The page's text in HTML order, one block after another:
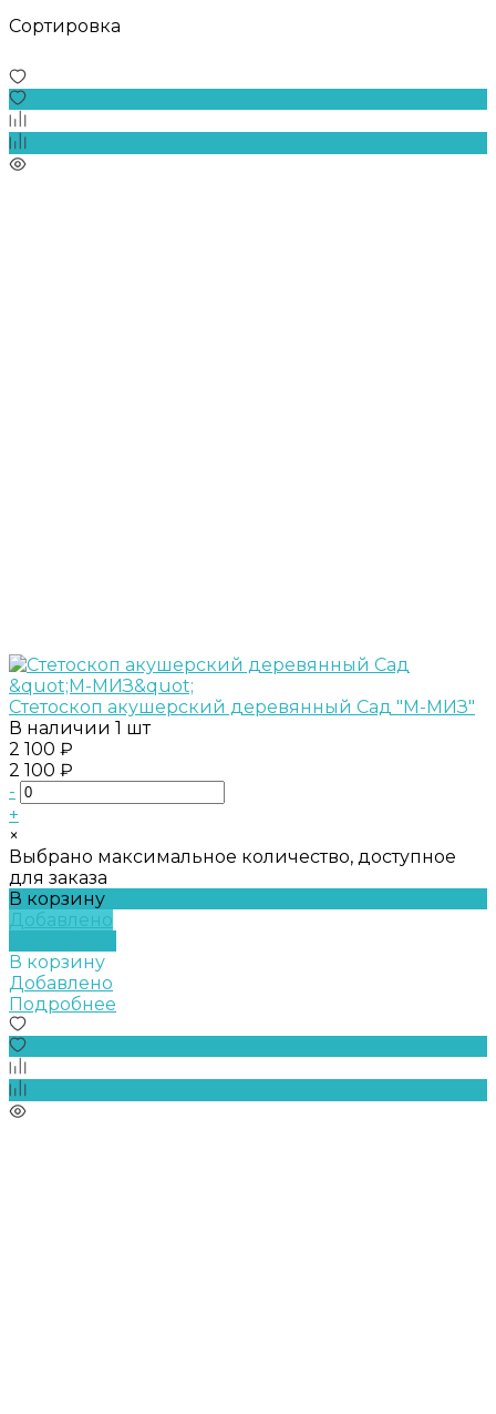
Сортировка
Стетоскоп акушерский деревянный Сад "М-МИЗ"
В наличии 1 шт
2 100 ₽
2 100 ₽
-
+
×
Выбрано максимальное количество, доступное
для заказа
В корзину
Добавлено
В корзину
Добавлено
Подробнее